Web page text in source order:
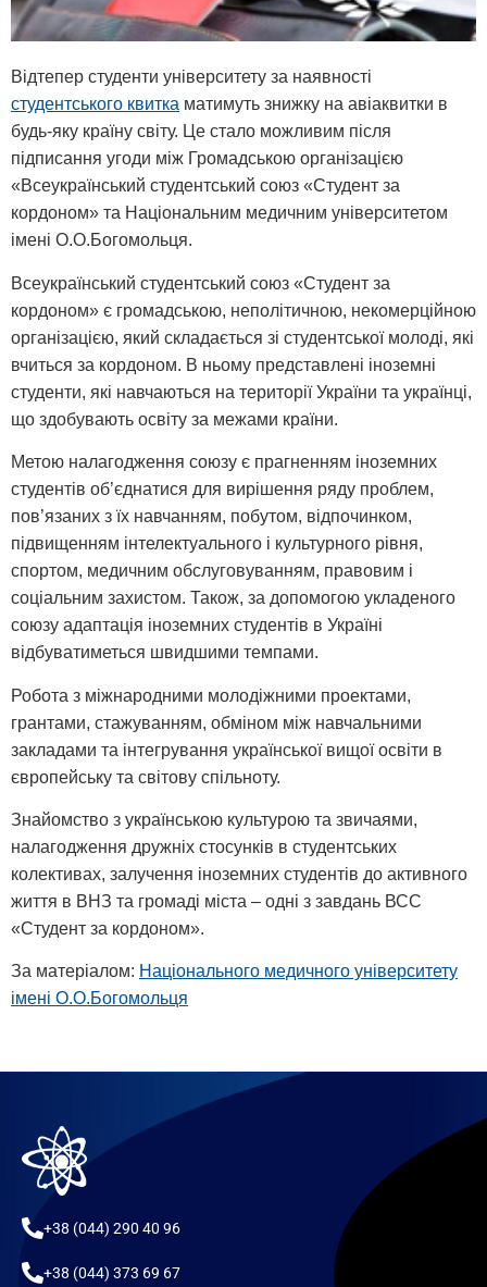
Відтепер студенти університету за наявності
студентського квитка матимуть знижку на авіаквитки в
будь-яку країну світу. Це стало можливим після
підписання угоди між Громадською організацією
«Всеукраїнський студентський союз «Студент за
кордоном» та Національним медичним університетом
імені О.О.Богомольця.
Всеукраїнський студентський союз «Студент за
кордоном» є громадською, неполітичною, некомерційною
організацією, який складається зі студентської молоді, які
вчиться за кордоном. В ньому представлені іноземні
студенти, які навчаються на території України та українці,
що здобувають освіту за межами країни.
Метою налагодження союзу є прагненням іноземних
студентів об’єднатися для вирішення ряду проблем,
пов’язаних з їх навчанням, побутом, відпочинком,
підвищенням інтелектуального і культурного рівня,
спортом, медичним обслуговуванням, правовим і
соціальним захистом. Також, за допомогою укладеного
союзу адаптація іноземних студентів в Україні
відбуватиметься швидшими темпами.
Робота з міжнародними молодіжними проектами,
грантами, стажуванням, обміном між навчальними
закладами та інтегрування української вищої освіти в
європейську та світову спільноту.
Знайомство з українською культурою та звичаями,
налагодження дружніх стосунків в студентських
колективах, залучення іноземних студентів до активного
життя в ВНЗ та громаді міста – одні з завдань ВСС
«Студент за кордоном».
За матеріалом: Національного медичного університету
імені О.О.Богомольця
+38 (044) 290 40 96
+38 (044) 373 69 67